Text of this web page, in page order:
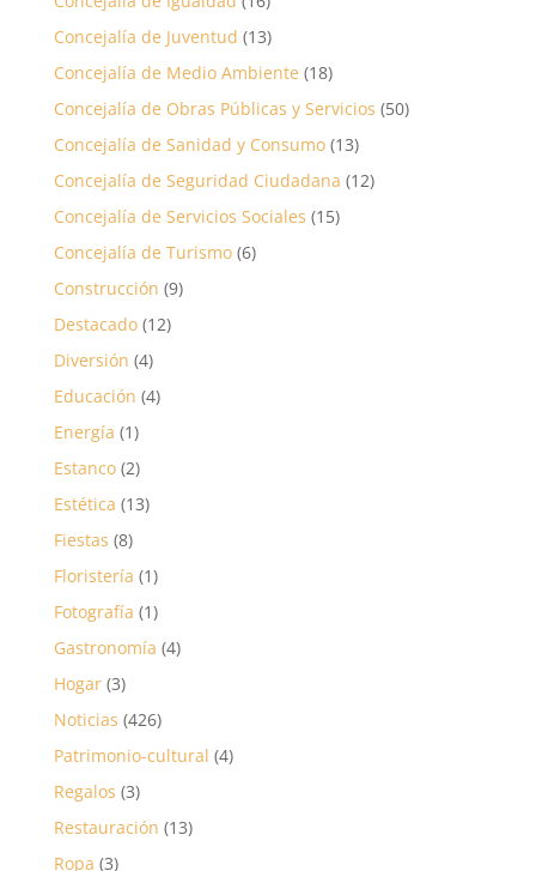
Concejalía de Juventud (13)
Concejalía de Medio Ambiente (18)
Concejalía de Obras Públicas y Servicios (50)
Concejalía de Sanidad y Consumo(13)
Concejalía de Seguridad Ciudadana (12)
Concejalía de Servicios Sociales (15)
Concejalía de Turismo(6)
Construcción (9)
Destacado(12)
Diversión (4)
Educación (4)
Energía (1)
Estanco(2)
Estética (13)
Fiestas (8)
Floristería (1)
Fotografía (1)
Gastronomía (4)
Hogar(3)
Noticias (426)
Patrimonio-cultural (4)
Regalos (3)
Restauración (13)
Ropa (3)